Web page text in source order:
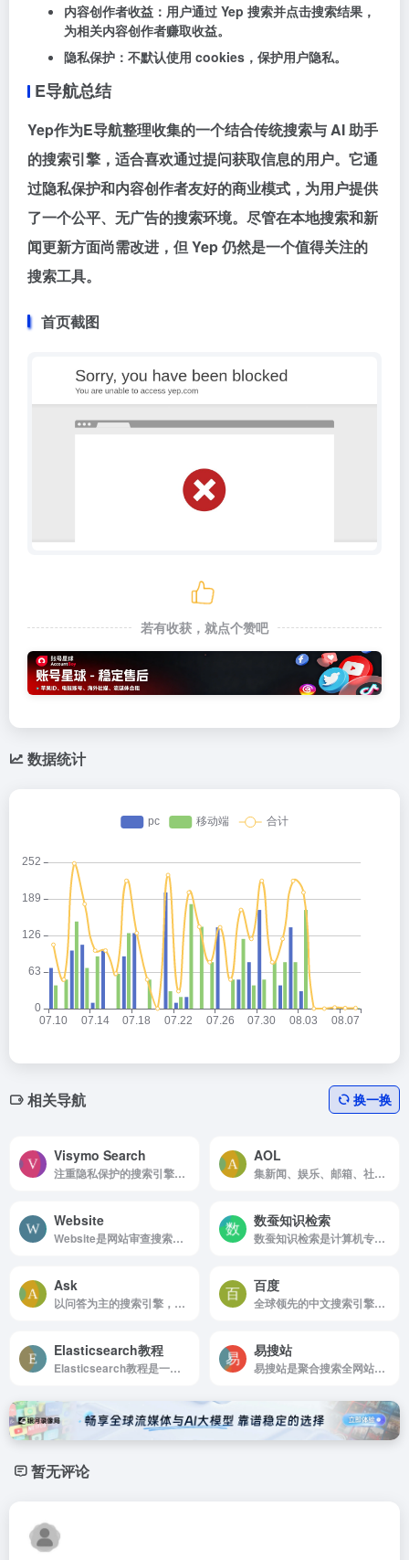
内容创作者收益 ：用户通过 Yep 搜索并点击搜索结果，
为相关内容创作者赚取收益。
隐私保护 ：不默认使用 cookies，保护用户隐私。
E导航总结
Yep作为E导航整理收集的一个结合传统搜索与 AI 助手
的搜索引擎，适合喜欢通过提问获取信息的用户。它通
过隐私保护和内容创作者友好的商业模式，为用户提供
了一个公平、无广告的搜索环境。尽管在本地搜索和新
闻更新方面尚需改进，但 Yep 仍然是一个值得关注的
搜索工具。
首页截图
若有收获，就点个赞吧
数据统计
相关导航 换一换
Visymo Search
注重隐私保护的搜索引擎，使用非个性化内容和功能性 Cookie，为用户提供安全、无广告的搜索体验。
AOL
集新闻、娱乐、邮箱、社交网络等多功能于一体的综合性网站。它提供丰富的视频内容和个性化服务，通过广告支持实现盈利，是Web1.0时代的代表性平台。
Website
Website是网站审查搜索引擎优化工具
数蚕知识检索
数蚕知识检索是计算机专业技术搜索引擎
Ask
以问答为主的搜索引擎，支持自然语言搜索和个性化服务。它提供网页、图片、新闻等多类型搜索功能，并通过广告盈利。Ask.com 适合喜欢通过提问获取信息的用户。
百度
全球领先的中文搜索引擎、致力于让网民更便捷地获取信息，找到所求。百度超过千亿的中文网页数据库，可以瞬间找到相关的搜索结果。
Elasticsearch教程
Elasticsearch教程是一个实时的分布式搜索分析引擎
易搜站
易搜站是聚合搜索全网站点及流量数据
暂无评论